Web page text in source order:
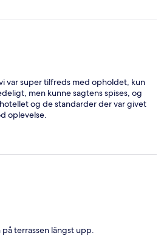
var super tilfreds med opholdet, kun
men kunne sagtens spises, og
og de standarder der var givet
oplevelse.
terrassen längst upp.